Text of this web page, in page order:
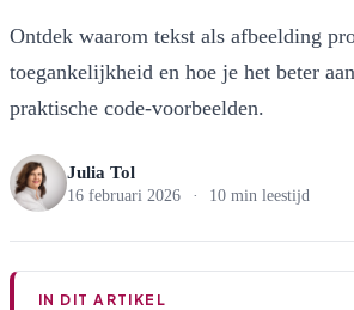
Ontdek waarom tekst als afbeelding
toegankelijkheid en hoe je het beter
praktische code-voorbeelden.
Julia Tol
16 februari 2026 · 10 min leestijd
IN DIT ARTIKEL